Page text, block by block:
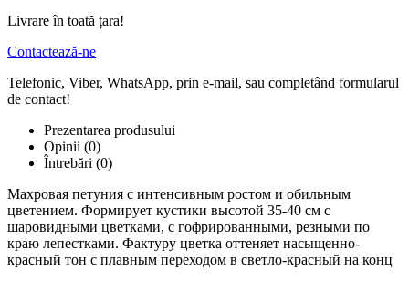
Livrare în toată țara!
Contactează-ne
Telefonic, Viber, WhatsApp, prin e-mail, sau completând formularul
de contact!
Prezentarea produsului
Opinii (0)
Întrebări (0)
Махровая петуния с интенсивным ростом и обильным
цветением. Формирует кустики высотой 35-40 см с
шаровидными цветками, с гофрированными, резными по
краю лепестками. Фактуру цветка оттеняет насыщенно-
красный тон с плавным переходом в светло-красный на конц